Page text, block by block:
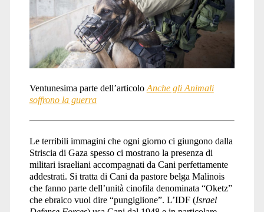
Ventunesima parte dell’articoloAnche gli Animali
soffrono la guerra
Le terribili immagini che ogni giorno ci giungono dalla
Striscia di Gaza spesso ci mostrano la presenza di
militari israeliani accompagnati da Cani perfettamente
addestrati. Si tratta di Cani da pastore belga Malinois
che fanno parte dell’unità cinofila denominata “Oketz”
che ebraico vuol dire “pungiglione”. L’IDF (Israel